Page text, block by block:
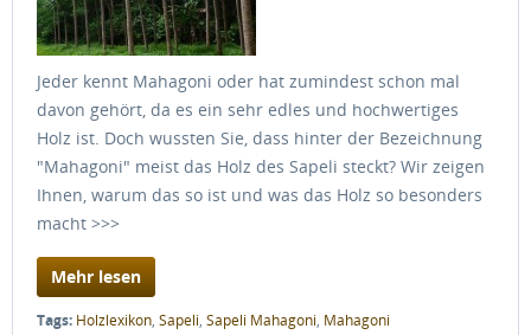
Jeder kennt Mahagoni oder hat zumindest schon mal
davon gehört, da es ein sehr edles und hochwertiges
Holz ist. Doch wussten Sie, dass hinter der Bezeichnung
"Mahagoni" meist das Holz des Sapeli steckt? Wir zeigen
Ihnen, warum das so ist und was das Holz so besonders
macht >>>
Mehr lesen
Tags: Holzlexikon, Sapeli, Sapeli Mahagoni, Mahagoni